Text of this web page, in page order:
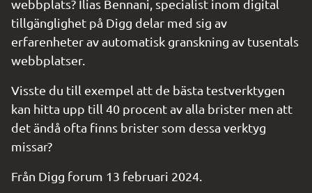
webbplats? Ilias Bennani, specialist inom digital
tillgänglighet på Digg delar med sig av
erfarenheter av automatisk granskning av tusentals
webbplatser.
Visste du till exempel att de bästa testverktygen
kan hitta upp till 40 procent av alla brister men att
det ändå ofta finns brister som dessa verktyg
missar?
Från Digg forum 13 februari 2024.